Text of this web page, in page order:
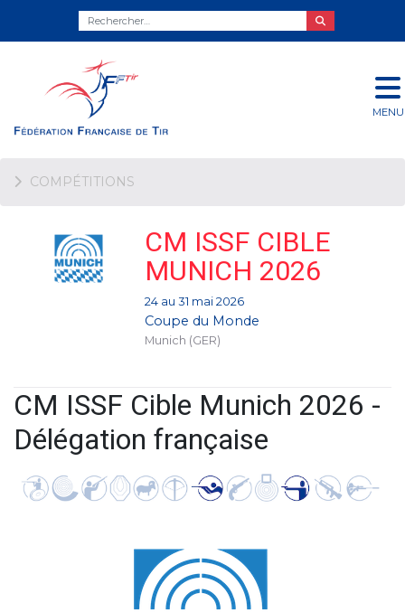
MENU
COMPÉTITIONS
CM ISSF CIBLE
MUNICH 2026
24 au 31 mai 2026
Coupe du Monde
Munich (GER)
CM ISSF Cible Munich 2026 -
Délégation française